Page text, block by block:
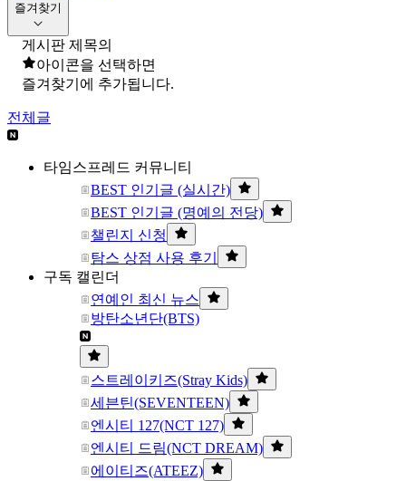
즐겨찾기
게시판 제목의
아이콘을 선택하면
즐겨찾기에 추가됩니다.
전체글
타임스프레드 커뮤니티
BEST 인기글 (실시간)
BEST 인기글 (명예의 전당)
챌린지 신청
탐스 상점 사용 후기
구독 캘린더
연예인 최신 뉴스
방탄소년단(BTS)
스트레이키즈(Stray Kids)
세븐틴(SEVENTEEN)
엔시티 127(NCT 127)
엔시티 드림(NCT DREAM)
에이티즈(ATEEZ)